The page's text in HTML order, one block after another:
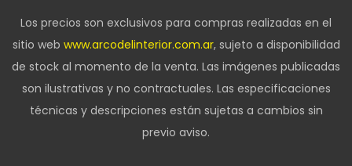
Los precios son exclusivos para compras realizadas en el
sitio web www.arcodelinterior.com.ar, sujeto a disponibilidad
de stock al momento de la venta. Las imágenes publicadas
son ilustrativas y no contractuales. Las especificaciones
técnicas y descripciones están sujetas a cambios sin
previo aviso.